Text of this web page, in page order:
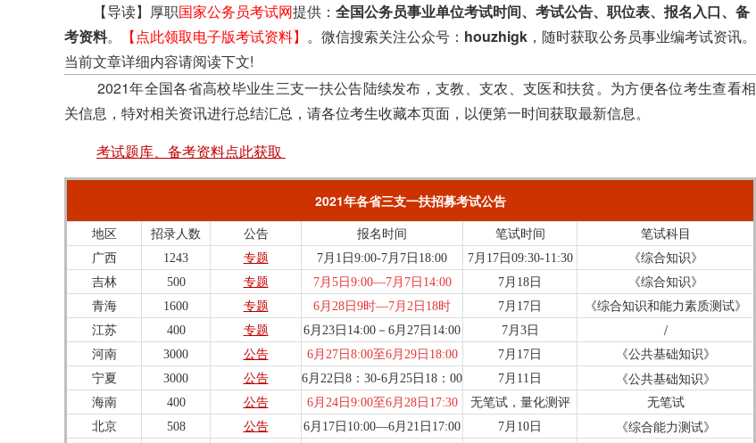
【导读】厚职国家公务员考试网提供： 全国公务员事业单位考试时间、考试公告、职位表、报名入口、备
考资料。 【点此领取电子版考试资料】 。微信搜索关注公众号： houzhigk ，随时获取公务员事业编考试资讯。
当前文章详细内容请阅读下文!
2021年全国各省高校毕业生三支一扶公告陆续发布，支教、支农、支医和扶贫。为方便各位考生查看相
关信息，特对相关资讯进行总结汇总，请各位考生收藏本页面，以便第一时间获取最新信息。
考试题库、备考资料点此获取
2021年各省三支一扶招募考试公告
地区 招录人数 公告 报名时间 笔试时间
笔试科目
广西
1243 专题 7月1日9:00-7月7日18:00 7月17日09:30-11:30
《综合知识》
吉林
500 专题 7月5日9:00—7月7日14:00 7月18日
《综合知识》
青海
1600 专题 6月28日9时—7月2日18时 7月17日
《综合知识和能力素质测试》
江苏
400 专题 6月23日14:00－6月27日14:00 7月3日 /
河南 3000 公告 6月27日8:00至6月29日18:00 7月17日
《公共基础知识》
宁夏
3000 公告 6月22日8：30-6月25日18：00 7月11日 《公共基础知识》
海南 400 公告 6月24日9:00至6月28日17:30 无笔试，量化测评
无笔试
北京
508 公告 6月17日10:00—6月21日17:00 7月10 日 《综合能力测试》